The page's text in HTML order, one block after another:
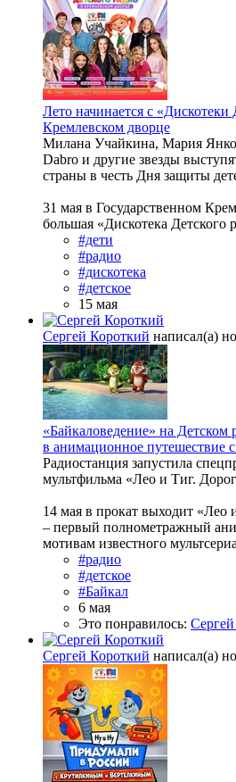
Лето начинается с «Дискотеки
Кремлевском дворце
Милана Учайкина, Мария
Dabro и другие звезды
страны в честь Дня защиты
31 мая в Государственном
большая «Дискотека Детского
#дети
#радио
#дискотека
#детское
15 мая
Сергей Короткий написал(а)
«Байкаловедение» на Детском
в анимационное путешествие
Радиостанция запустила
мультфильма «Лео и Тиг.
14 мая в прокат выходит «Лео
– первый полнометражный
мотивам известного
#радио
#детское
#Байкал
6 мая
Это понравилось:
Сергей Короткий написал(а)